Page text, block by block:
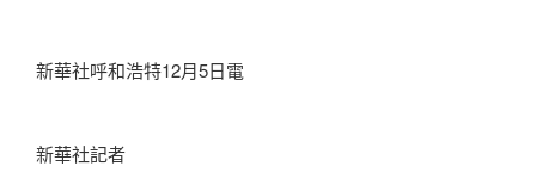
新華社呼和浩特12月5日電
新華社記者